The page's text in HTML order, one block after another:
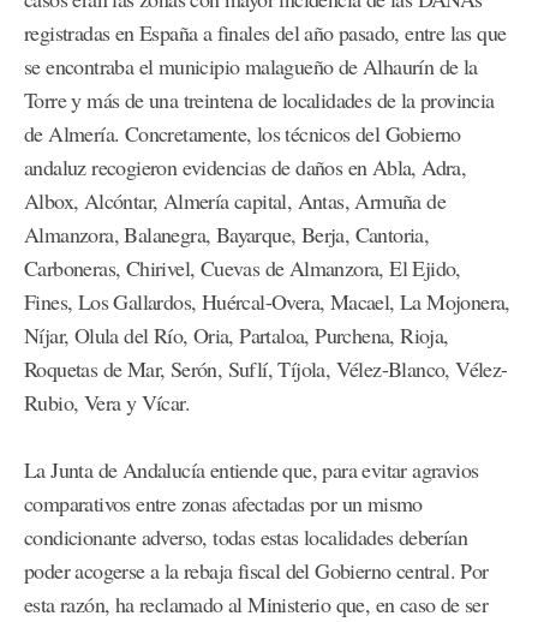
registradas en España a finales del año pasado, entre las que
se encontraba el municipio malagueño de Alhaurín de la
Torre y más de una treintena de localidades de la provincia
de Almería. Concretamente, los técnicos del Gobierno
andaluz recogieron evidencias de daños en Abla, Adra,
Albox, Alcóntar, Almería capital, Antas, Armuña de
Almanzora, Balanegra, Bayarque, Berja, Cantoria,
Carboneras, Chirivel, Cuevas de Almanzora, El Ejido,
Fines, Los Gallardos, Huércal-Overa, Macael, La Mojonera,
Níjar, Olula del Río, Oria, Partaloa, Purchena, Rioja,
Roquetas de Mar, Serón, Suflí, Tíjola, Vélez-Blanco, Vélez-
Rubio, Vera y Vícar.
La Junta de Andalucía entiende que, para evitar agravios
comparativos entre zonas afectadas por un mismo
condicionante adverso, todas estas localidades deberían
poder acogerse a la rebaja fiscal del Gobierno central. Por
esta razón, ha reclamado al Ministerio que, en caso de ser